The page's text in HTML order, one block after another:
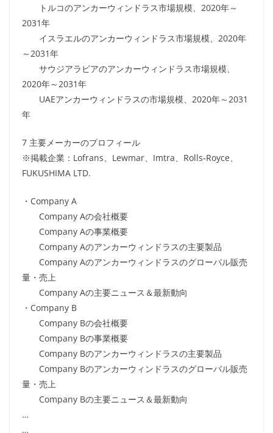
トルコのアンカーウィンドラス市場規模、2020年～
2031年
イスラエルのアンカーウィンドラス市場規模、2020年
～2031年
サウジアラビアのアンカーウィンドラス市場規模、
2020年～2031年
UAEアンカーウィンドラスの市場規模、2020年～2031
年
7 主要メーカーのプロフィール
※掲載企業：Lofrans、Lewmar、Imtra、Rolls-Royce、
FUKUSHIMA LTD.
・Company A
Company Aの会社概要
Company Aの事業概要
Company Aのアンカーウィンドラスの主要製品
Company Aのアンカーウィンドラスのグローバル販売
量・売上
Company Aの主要ニュース＆最新動向
・Company B
Company Bの会社概要
Company Bの事業概要
Company Bのアンカーウィンドラスの主要製品
Company Bのアンカーウィンドラスのグローバル販売
量・売上
Company Bの主要ニュース＆最新動向
…
…